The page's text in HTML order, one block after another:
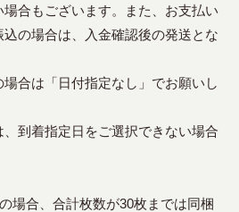
合もございます。また、お支払い
の場合は、入金確認後の発送とな
合は「日付指定なし」でお願いし
到着指定日をご選択できない場合
場合、合計枚数が30枚までは同梱